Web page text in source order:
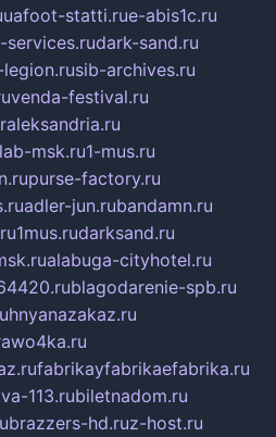
uafoot-statti.rue-abis1c.ru
services.rudark-sand.ru
sib-archives.ru
venda-festival.ru
msk.ru1-mus.ru
purse-factory.ru
adler-jun.rubandamn.ru
1mus.rudarksand.ru
alabuga-cityhotel.ru
blagodarenie-spb.ru
fabrikayfabrikaefabrika.ru
113.rubiletnadom.ru
brazzers-hd.ruz-host.ru